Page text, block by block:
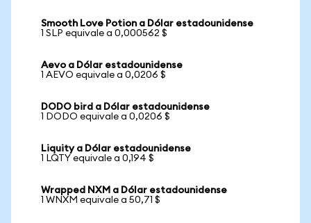
Smooth Love Potion a Dólar estadounidense
1 SLP equivale a 0,000562 $
Aevo a Dólar estadounidense
1 AEVO equivale a 0,0206 $
DODO bird a Dólar estadounidense
1 DODO equivale a 0,0206 $
Liquity a Dólar estadounidense
1 LQTY equivale a 0,194 $
Wrapped NXM a Dólar estadounidense
1 WNXM equivale a 50,71 $